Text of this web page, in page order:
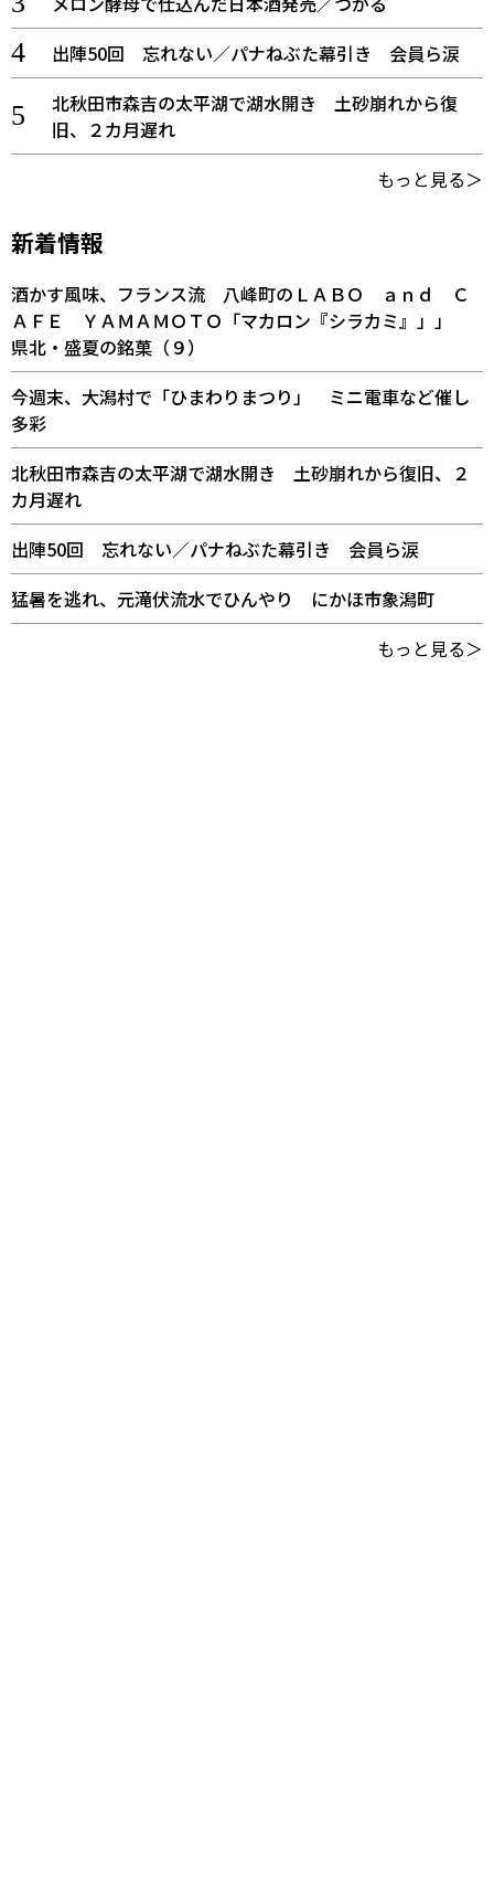
出陣50回 忘れない／パナねぶた幕引き 会員ら涙
北秋田市森吉の太平湖で湖水開き 土砂崩れから復
旧、２カ月遅れ
もっと見る＞
新着情報
酒かす風味、フランス流 八峰町のＬＡＢＯ ａｎｄ Ｃ
ＡＦＥ ＹＡＭＡＭＯＴＯ「マカロン『シラカミ』」」
県北・盛夏の銘菓（９）
今週末、大潟村で「ひまわりまつり」 ミニ電車など催し
多彩
北秋田市森吉の太平湖で湖水開き 土砂崩れから復旧、２
カ月遅れ
出陣50回 忘れない／パナねぶた幕引き 会員ら涙
猛暑を逃れ、元滝伏流水でひんやり にかほ市象潟町
もっと見る＞